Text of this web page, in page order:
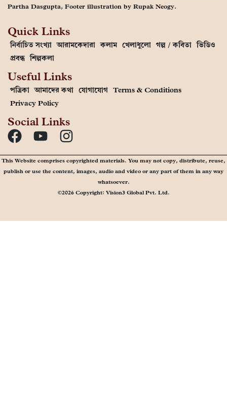
Partha Dasgupta, Footer illustration by Rupak Neogy.
Quick Links
নির্বাচিত সংখ্যা আরামকেদারা কলাম খেলাধুলো গল্প / কবিতা ভিডিও
প্রবন্ধ শিল্পকলা
Useful Links
পত্রিকা আমাদের কথা যোগাযোগ Terms & Conditions
Privacy Policy
Social Links
This Website comprises copyrighted materials. You may not copy, distribute, reuse,
publish or use the content, images, audio and video or any part of them in any way
whatsoever.
©2026 Copyright: Vision3 Global Pvt. Ltd.